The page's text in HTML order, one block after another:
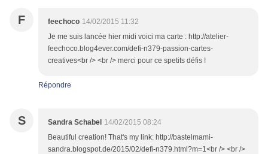
F feechoco 14/02/2015 11:32
Je me suis lancée hier midi voici ma carte : http://atelier-
feechoco.blog4ever.com/defi-n379-passion-cartes-
creatives<br /> <br /> merci pour ce spetits défis !
Répondre
S Sandra Schabel 14/02/2015 08:24
Beautiful creation! That's my link: http://bastelmami-
sandra.blogspot.de/2015/02/defi-n379.html?m=1<br /> <br />